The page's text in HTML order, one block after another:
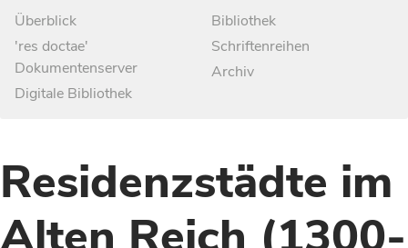
Überblick
'res doctae'
Dokumentenserver
Digitale Bibliothek
Bibliothek
Schriftenreihen
Archiv
Residenzstädte im